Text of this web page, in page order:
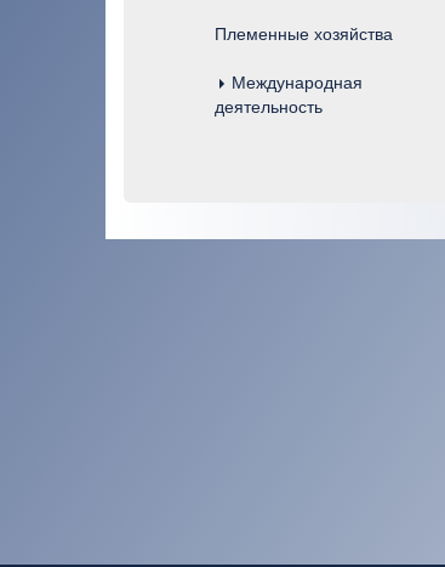
Племенные хозяйства
Международная
деятельность